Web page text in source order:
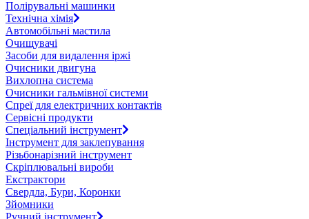
Полірувальні машинки
Технічна хімія
Автомобільні мастила
Очищувачі
Засоби для видалення іржі
Очисники двигуна
Вихлопна система
Очисники гальмівної системи
Спреї для електричних контактів
Сервісні продукти
Спеціальний інструмент
Інструмент для заклепування
Різьбонарізний інструмент
Скріплювальні вироби
Екстрактори
Свердла, Бури, Коронки
Зйомники
Ручний інструмент